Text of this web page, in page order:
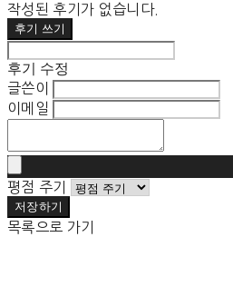
작성된 후기가 없습니다.
후기 쓰기
후기 수정
글쓴이
이메일
평점 주기
저장하기
목록으로 가기